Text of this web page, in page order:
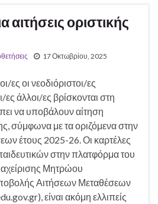
οριστικής
17 Οκτωβρίου, 2025
ες οι νεοδιόριστοι/ες
ες άλλοι/ες βρίσκονται στη
να υποβάλουν αίτηση
σύμφωνα με τα οριζόμενα στην
έτους 2025-26. Οι καρτέλες
στην πλατφόρμα του
Μητρώου
Αιτήσεων Μεταθέσεων
είναι ακόμη ελλιπείς